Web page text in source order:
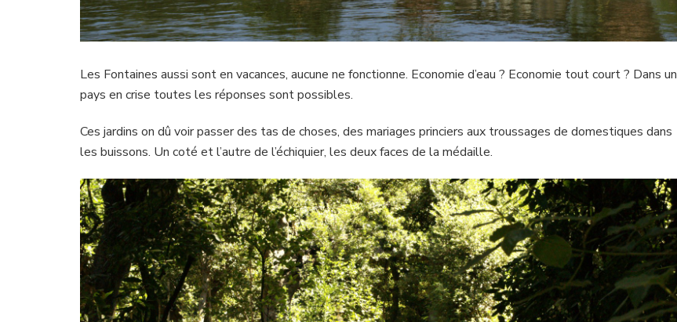
Les Fontaines aussi sont en vacances, aucune ne fonctionne. Economie d’eau ? Economie tout court ? Dans un
pays en crise toutes les réponses sont possibles.
Ces jardins on dû voir passer des tas de choses, des mariages princiers aux troussages de domestiques dans
les buissons. Un coté et l’autre de l’échiquier, les deux faces de la médaille.